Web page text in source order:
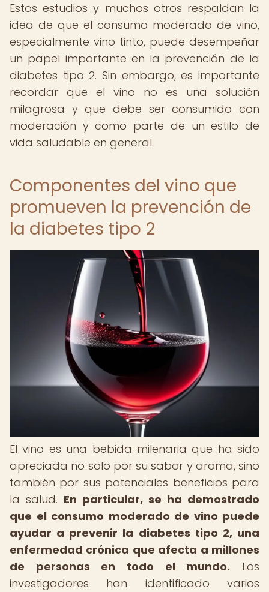
Estos estudios y muchos otros respaldan la
idea de que el consumo moderado de vino,
especialmente vino tinto, puede desempeñar
un papel importante en la prevención de la
diabetes tipo 2. Sin embargo, es importante
recordar que el vino no es una solución
milagrosa y que debe ser consumido con
moderación y como parte de un estilo de
vida saludable en general.
Componentes del vino que
promueven la prevención de
la diabetes tipo 2
El vino es una bebida milenaria que ha sido
apreciada no solo por su sabor y aroma, sino
también por sus potenciales beneficios para
la salud. En particular, se ha demostrado
que el consumo moderado de vino puede
ayudar a prevenir la diabetes tipo 2, una
enfermedad crónica que afecta a millones
de personas en todo el mundo. Los
investigadores han identificado varios